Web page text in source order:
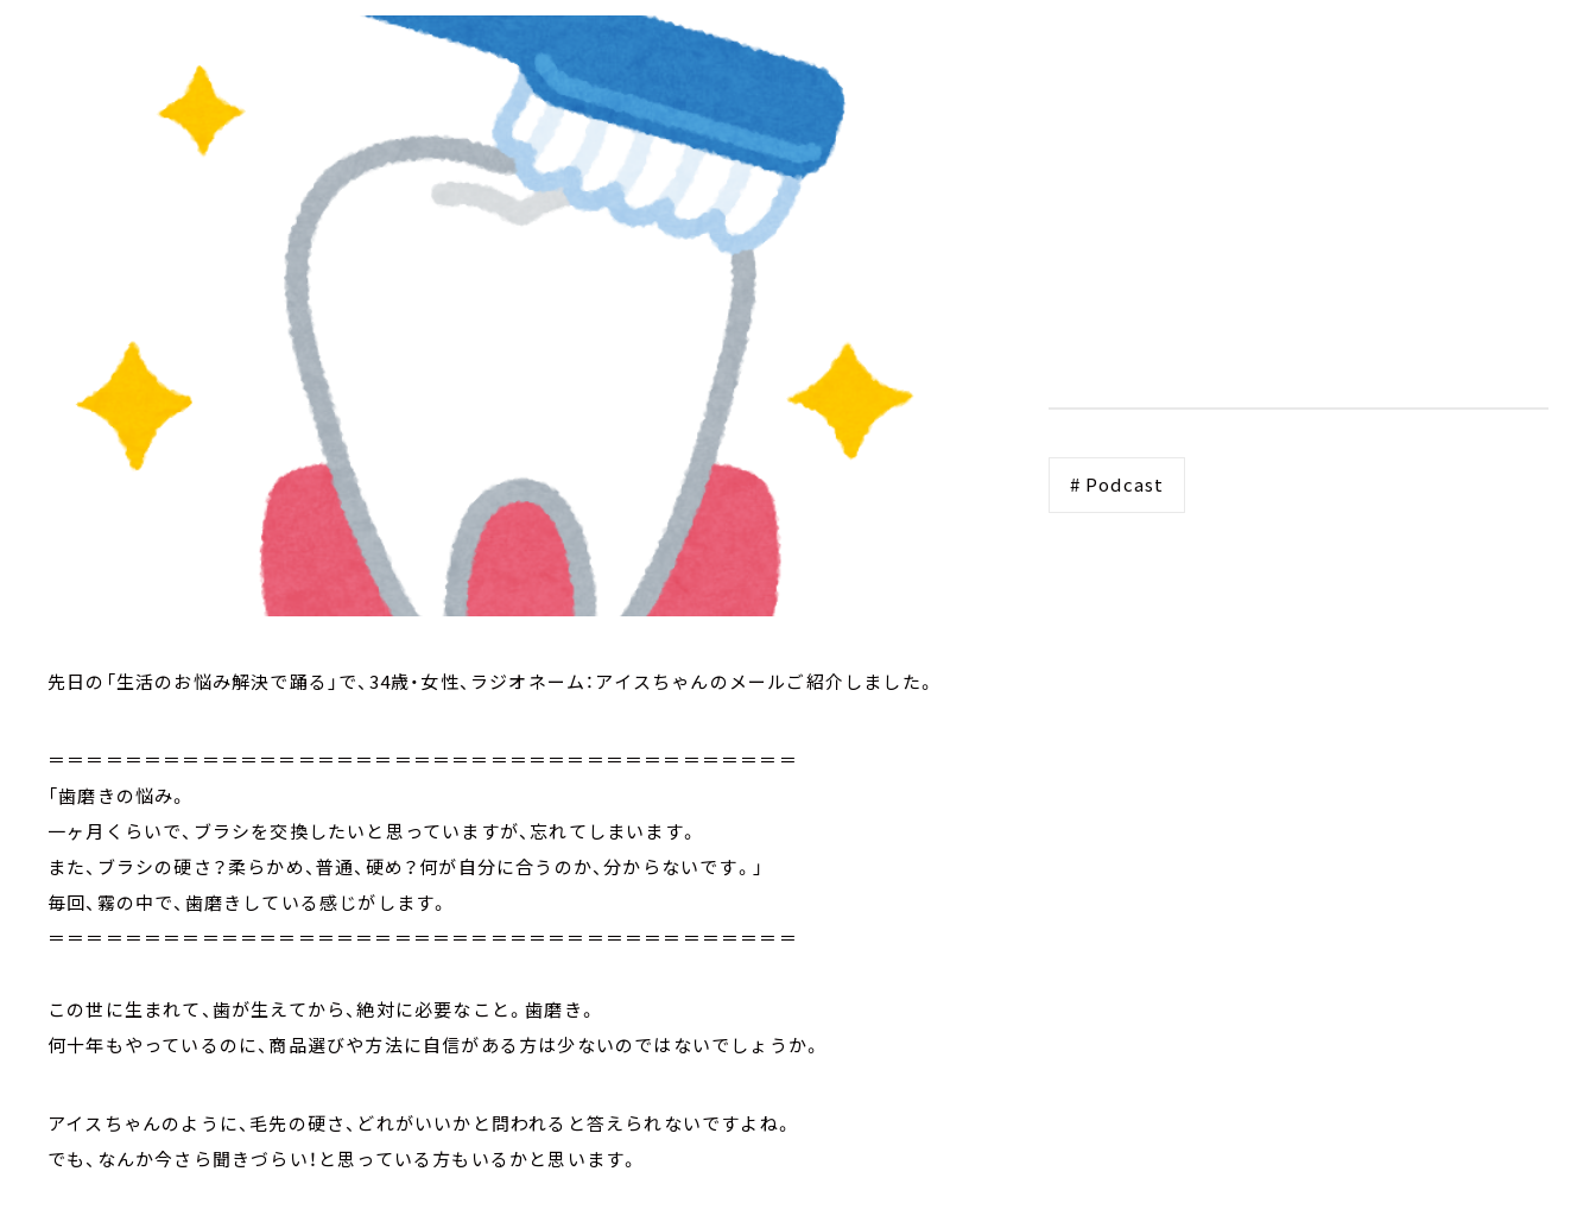
先日の「生活のお悩み解決で踊る」で、34歳・女性、ラジオネーム：アイスちゃんのメールご紹介しました。
＝＝＝＝＝＝＝＝＝＝＝＝＝＝＝＝＝＝＝＝＝＝＝＝＝＝＝＝＝＝＝＝＝＝＝＝＝＝＝
「歯磨きの悩み。
一ヶ月くらいで、ブラシを交換したいと思っていますが、忘れてしまいます。
また、ブラシの硬さ？柔らかめ、普通、硬め？何が自分に合うのか、分からないです。」
毎回、霧の中で、歯磨きしている感じがします。
＝＝＝＝＝＝＝＝＝＝＝＝＝＝＝＝＝＝＝＝＝＝＝＝＝＝＝＝＝＝＝＝＝＝＝＝＝＝＝
この世に生まれて、歯が生えてから、絶対に必要なこと。歯磨き。
何十年もやっているのに、商品選びや方法に自信がある方は少ないのではないでしょうか。
アイスちゃんのように、毛先の硬さ、どれがいいかと問われると答えられないですよね。
でも、なんか今さら聞きづらい！と思っている方もいるかと思います。
# Podcast